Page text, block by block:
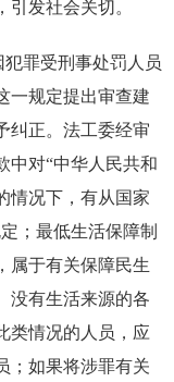
发社会关切。
罪受刑事处罚人员
一规定提出审查建
纠正。法工委经审
中对“中华人民共和
情况下，有从国家
；最低生活保障制
属于有关保障民生
没有生活来源的各
类情况的人员，应
；如果将涉罪有关